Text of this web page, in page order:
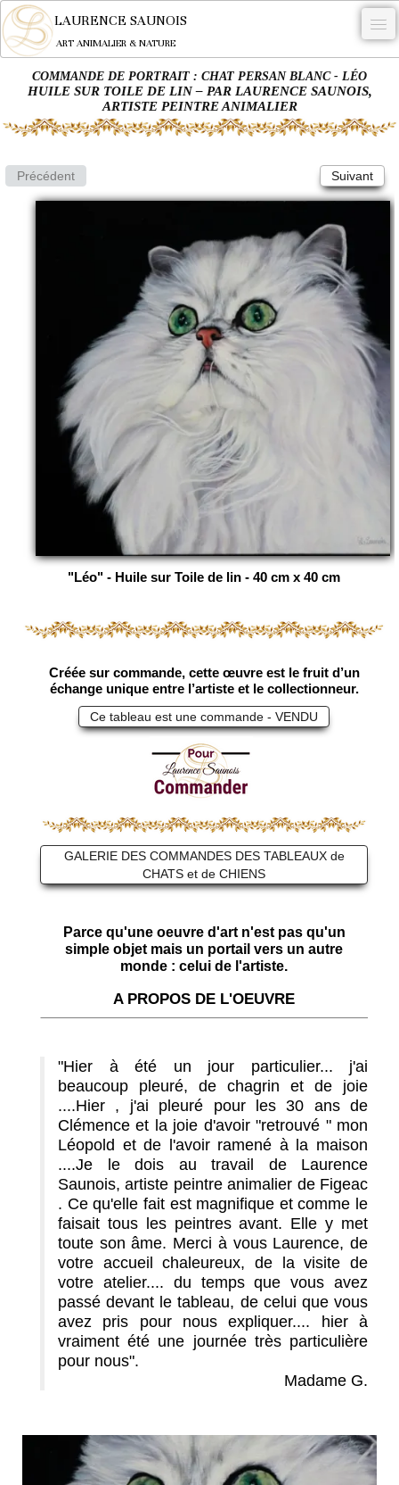
LAURENCE SAUNOIS
ART ANIMALIER & NATURE
NYMPHEUS LUMINANSIS.
BECASSE
Français
0
COMMANDE DE PORTRAIT : CHAT PERSAN BLANC - LÉO
HUILE SUR TOILE DE LIN – PAR LAURENCE SAUNOIS,
ARTISTE PEINTRE ANIMALIER
Précédent Suivant
"Léo" - Huile sur Toile de lin - 40 cm x 40 cm
Créée sur commande, cette œuvre est le fruit d’un
échange unique entre l’artiste et le collectionneur.
Ce tableau est une commande - VENDU
GALERIE DES COMMANDES DES TABLEAUX de
CHATS et de CHIENS
Parce qu'une oeuvre d'art n'est pas qu'un
simple objet mais un portail vers un autre
monde : celui de l'artiste.
A PROPOS DE L'OEUVRE
"Hier à été un jour particulier... j'ai
beaucoup pleuré, de chagrin et de joie
....Hier , j'ai pleuré pour les 30 ans de
Clémence et la joie d'avoir "retrouvé " mon
Léopold et de l'avoir ramené à la maison
....Je le dois au travail de Laurence
Saunois, artiste peintre animalier de Figeac
. Ce qu'elle fait est magnifique et comme le
faisait tous les peintres avant. Elle y met
toute son âme. Merci à vous Laurence, de
votre accueil chaleureux, de la visite de
votre atelier.... du temps que vous avez
passé devant le tableau, de celui que vous
avez pris pour nous expliquer.... hier à
vraiment été une journée très particulière
pour nous".
Madame G.